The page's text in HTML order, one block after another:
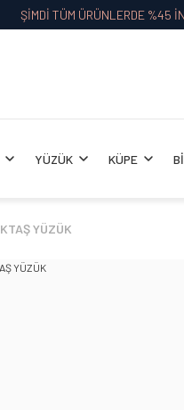
ŞİMDİ TÜM ÜRÜNLERDE %45
YÜZÜK KÜPE
YÜZÜK